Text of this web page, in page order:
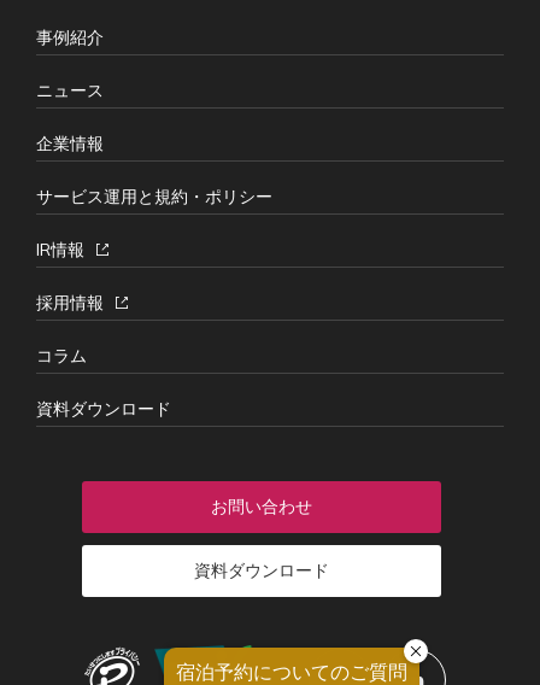
事例紹介
ニュース
企業情報
サービス運用と規約・ポリシー
IR情報
採用情報
コラム
資料ダウンロード
お問い合わせ
資料ダウンロード